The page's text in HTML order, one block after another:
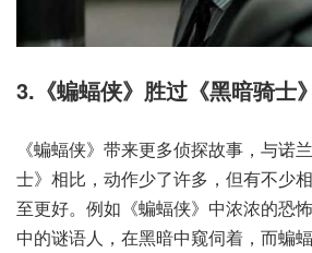
3.《蝙蝠侠》胜过《黑暗骑士
《蝙蝠侠》带来更多侦探故事，与诺
士》相比，动作少了许多，但有不少
至更好。例如《蝙蝠侠》中浓浓的恐
中的谜语人，在黑暗中窥伺着，而蝙